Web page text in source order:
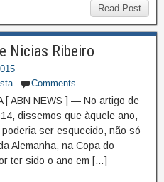
Read Post
Nicias Ribeiro
Comments
NEWS ] — No artigo de
dissemos que àquele ano,
ser esquecido, não só
Alemanha, na Copa do
ter sido o ano em […]